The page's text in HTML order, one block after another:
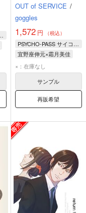
PSYCHO-PASS サイコパス
OUT of SERVICE /
goggles
1,572円 （税込）
PSYCHO-PASS サイコパス
宜野座伸元×霜月美佳
宜野座伸元
×：在庫なし
サンプル
再販希望